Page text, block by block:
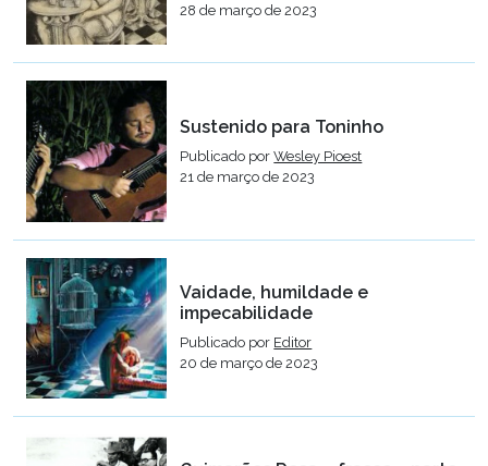
28 de março de 2023
Sustenido para Toninho
Publicado porWesley Pioest
21 de março de 2023
Vaidade, humildade e
impecabilidade
Publicado por Editor
20 de março de 2023